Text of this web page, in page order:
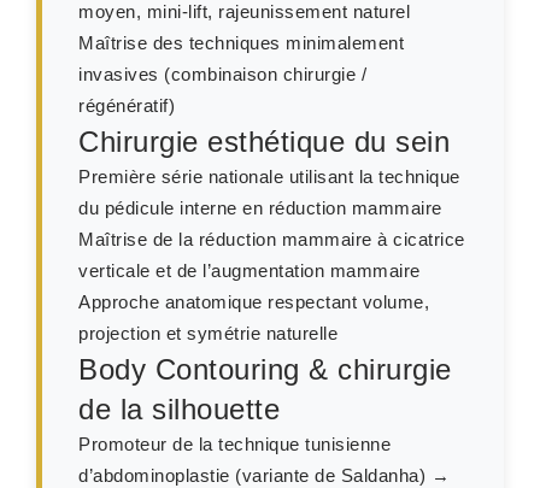
moyen, mini-lift, rajeunissement naturel
Maîtrise des techniques minimalement
invasives (combinaison chirurgie /
régénératif)
Chirurgie esthétique du sein
Première série nationale utilisant la technique
du pédicule interne en réduction mammaire
Maîtrise de la réduction mammaire à cicatrice
verticale et de l’augmentation mammaire
Approche anatomique respectant volume,
projection et symétrie naturelle
Body Contouring & chirurgie
de la silhouette
Promoteur de la technique tunisienne
d’abdominoplastie (variante de Saldanha) →